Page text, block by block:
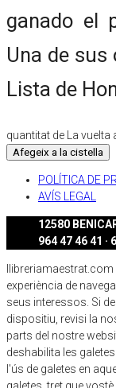
ganado el
Una de
Lista de
quantitat de La vuelta
Afegeix a la cistella
POLÍTICA DE
AVÍS LEGAL
12580
964 47 46 41 ·
experiència de
seus interessos. Si
dispositiu, revisi la
parts del nostre
deshabilita les
l'ús de galetes en